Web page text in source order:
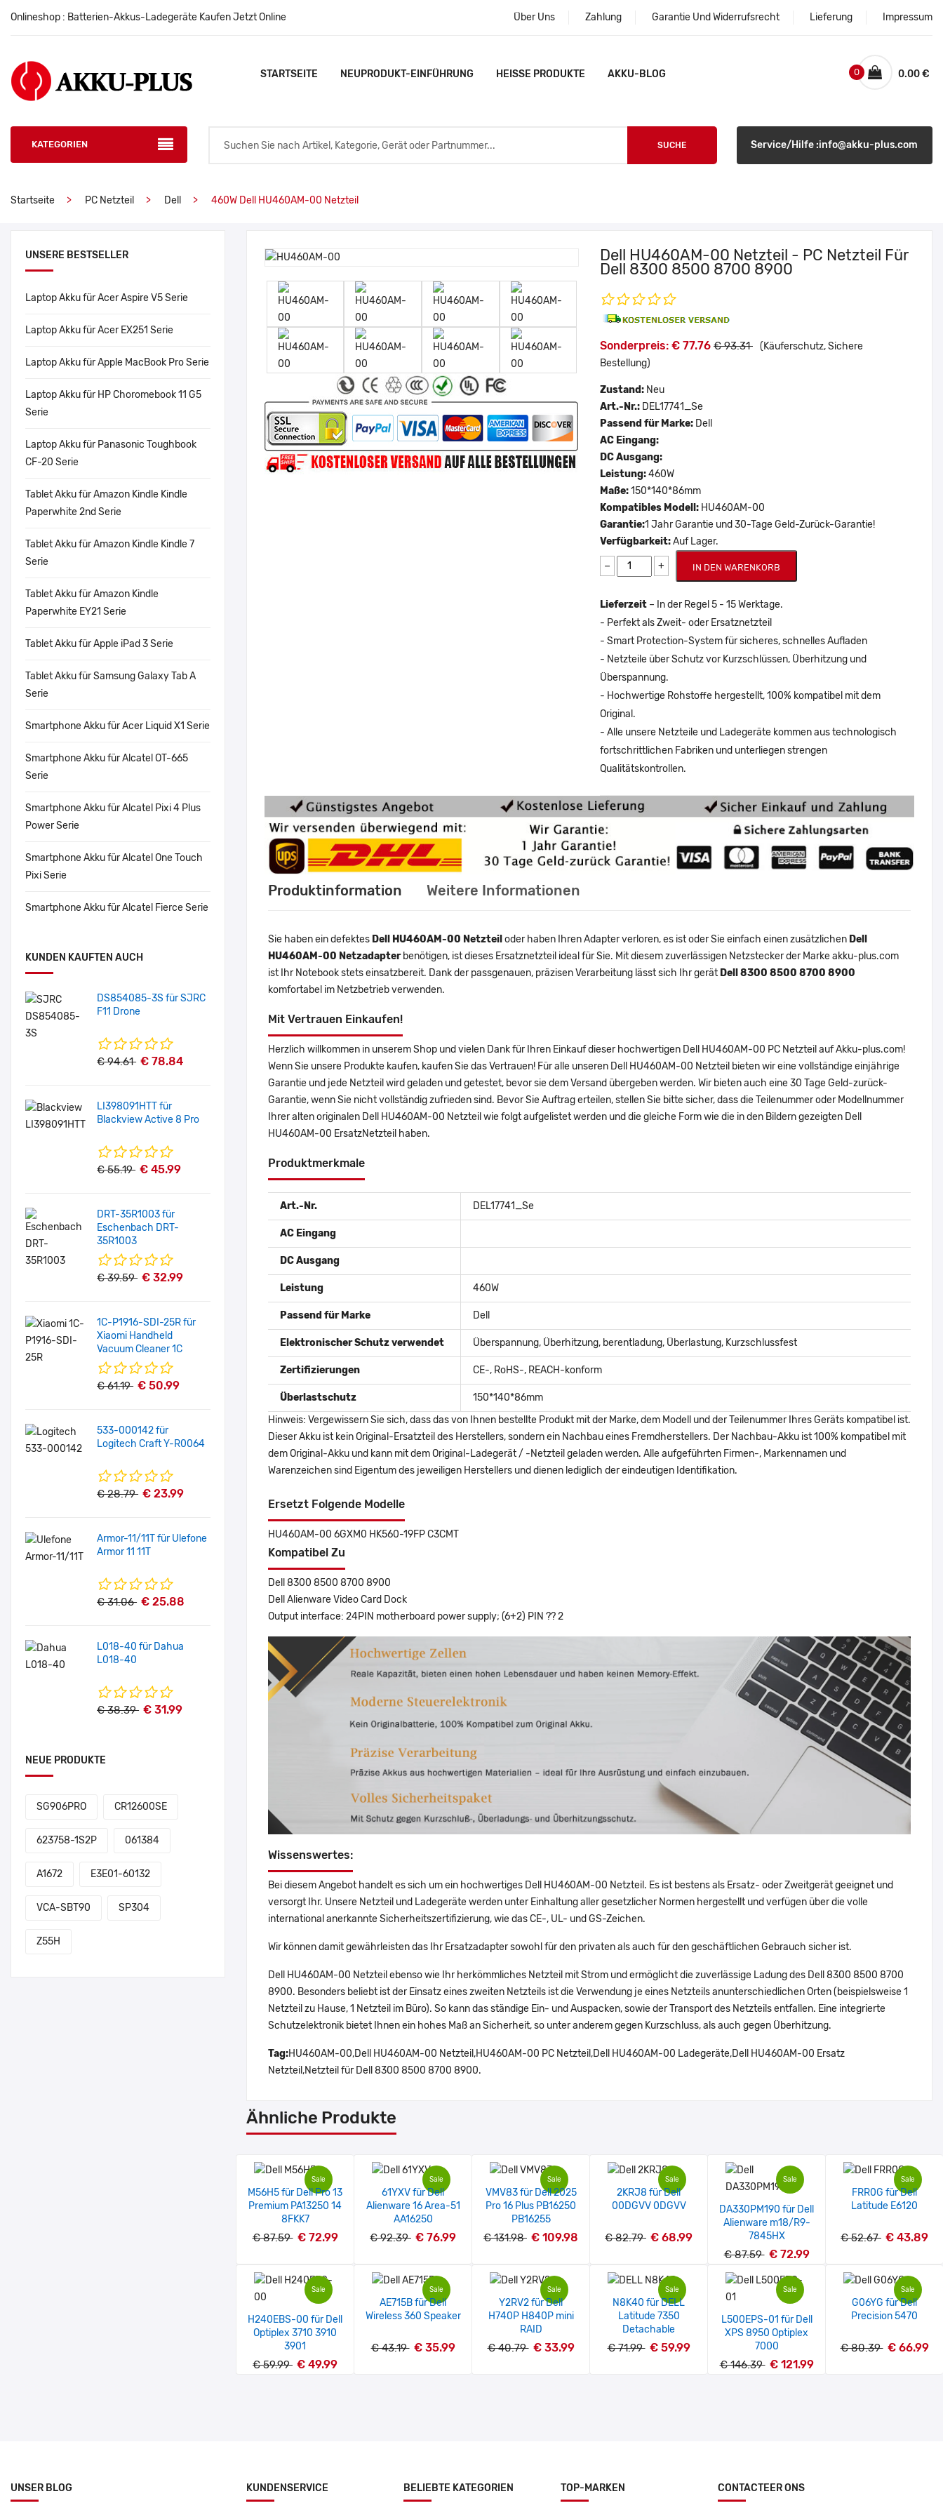
Onlineshop : Batterien-Akkus-Ladegeräte Kaufen Jetzt Online Über Uns Zahlung Garantie Und Widerrufsrecht Lieferung Impressum
STARTSEITE NEUPRODUKT-EINFÜHRUNG HEISSE PRODUKTE AKKU-BLOG 0.00 €
0
KATEGORIEN SUCHE Service/Hilfe :info@akku-plus.com
Startseite PC Netzteil Dell 460W Dell HU460AM-00 Netzteil
UNSERE BESTSELLER
Laptop Akku für Acer Aspire V5 Serie
Laptop Akku für Acer EX251 Serie
Laptop Akku für Apple MacBook Pro Serie
Laptop Akku für HP Choromebook 11 G5
Serie
Laptop Akku für Panasonic Toughbook
CF-20 Serie
Tablet Akku für Amazon Kindle Kindle
Paperwhite 2nd Serie
Tablet Akku für Amazon Kindle Kindle 7
Serie
Tablet Akku für Amazon Kindle
Paperwhite EY21 Serie
Tablet Akku für Apple iPad 3 Serie
Tablet Akku für Samsung Galaxy Tab A
Serie
Smartphone Akku für Acer Liquid X1 Serie
Smartphone Akku für Alcatel OT-665
Serie
Smartphone Akku für Alcatel Pixi 4 Plus
Power Serie
Smartphone Akku für Alcatel One Touch
Pixi Serie
Smartphone Akku für Alcatel Fierce Serie
KUNDEN KAUFTEN AUCH
DS854085-3S für SJRC
F11 Drone
€ 94.61 € 78.84
LI398091HTT für
Blackview Active 8 Pro
€ 55.19 € 45.99
DRT-35R1003 für
Eschenbach DRT-
35R1003
€ 39.59 € 32.99
1C-P1916-SDI-25R für
Xiaomi Handheld
Vacuum Cleaner 1C
€ 61.19 € 50.99
533-000142 für
Logitech Craft Y-R0064
€ 28.79 € 23.99
Armor-11/11T für Ulefone
Armor 11 11T
€ 31.06 € 25.88
L018-40 für Dahua
L018-40
€ 38.39 € 31.99
NEUE PRODUKTE
SG906PRO CR12600SE
623758-1S2P 061384
A1672 E3E01-60132
VCA-SBT90 SP304
Z55H
Dell HU460AM-00 Netzteil - PC Netzteil Für
Dell 8300 8500 8700 8900
Sonderpreis: € 77.76 € 93.31 (Käuferschutz, Sichere
Bestellung)
Zustand: Neu
Art.-Nr.: DEL17741_Se
Passend für Marke: Dell
AC Eingang:
DC Ausgang:
Leistung:460W
Maße:150*140*86mm
Kompatibles Modell: HU460AM-00
Garantie:1 Jahr Garantie und 30-Tage Geld-Zurück-Garantie!
Verfügbarkeit:Auf Lager.
− + IN DEN WARENKORB
Lieferzeit – In der Regel 5 - 15 Werktage.
- Perfekt als Zweit- oder Ersatznetzteil
- Smart Protection-System für sicheres, schnelles Aufladen
- Netzteile über Schutz vor Kurzschlüssen, Überhitzung und
Überspannung.
- Hochwertige Rohstoffe hergestellt, 100% kompatibel mit dem
Original.
- Alle unsere Netzteile und Ladegeräte kommen aus technologisch
fortschrittlichen Fabriken und unterliegen strengen
Qualitätskontrollen.
Produktinformation Weitere Informationen
Sie haben ein defektes Dell HU460AM-00 Netzteil oder haben Ihren Adapter verloren, es ist oder Sie einfach einen zusätzlichen Dell
HU460AM-00 Netzadapterbenötigen, ist dieses Ersatznetzteil ideal für Sie. Mit diesem zuverlässigen Netzstecker der Marke akku-plus.com
ist Ihr Notebook stets einsatzbereit. Dank der passgenauen, präzisen Verarbeitung lässt sich Ihr gerät Dell 8300 8500 8700 8900
komfortabel im Netzbetrieb verwenden.
Mit Vertrauen Einkaufen!
Herzlich willkommen in unserem Shop und vielen Dank für Ihren Einkauf dieser hochwertigen Dell HU460AM-00 PC Netzteil auf Akku-plus.com!
Wenn Sie unsere Produkte kaufen, kaufen Sie das Vertrauen! Für alle unseren Dell HU460AM-00 Netzteil bieten wir eine vollständige einjährige
Garantie und jede Netzteil wird geladen und getestet, bevor sie dem Versand übergeben werden. Wir bieten auch eine 30 Tage Geld-zurück-
Garantie, wenn Sie nicht vollständig zufrieden sind. Bevor Sie Auftrag erteilen, stellen Sie bitte sicher, dass die Teilenummer oder Modellnummer
Ihrer alten originalen Dell HU460AM-00 Netzteil wie folgt aufgelistet werden und die gleiche Form wie die in den Bildern gezeigten Dell
HU460AM-00 ErsatzNetzteil haben.
Produktmerkmale
Art.-Nr. DEL17741_Se
AC Eingang
DC Ausgang
Leistung 460W
Passend für Marke Dell
Elektronischer Schutz verwendet Überspannung, Überhitzung, berentladung, Überlastung, Kurzschlussfest
Zertifizierungen CE-, RoHS-, REACH-konform
Überlastschutz
150*140*86mm
Hinweis: Vergewissern Sie sich, dass das von Ihnen bestellte Produkt mit der Marke, dem Modell und der Teilenummer Ihres Geräts kompatibel ist.
Dieser Akku ist kein Original-Ersatzteil des Herstellers, sondern ein Nachbau eines Fremdherstellers. Der Nachbau-Akku ist 100% kompatibel mit
dem Original-Akku und kann mit dem Original-Ladegerät / -Netzteil geladen werden. Alle aufgeführten Firmen-, Markennamen und
Warenzeichen sind Eigentum des jeweiligen Herstellers und dienen lediglich der eindeutigen Identifikation.
Ersetzt Folgende Modelle
HU460AM-00 6GXM0 HK560-19FP C3CMT
Kompatibel Zu
Dell 8300 8500 8700 8900
Dell Alienware Video Card Dock
Output interface: 24PIN motherboard power supply; (6+2) PIN ?? 2
Wissenswertes:
Bei diesem Angebot handelt es sich um ein hochwertiges Dell HU460AM-00 Netzteil. Es ist bestens als Ersatz- oder Zweitgerät geeignet und
versorgt Ihr. Unsere Netzteil und Ladegeräte werden unter Einhaltung aller gesetzlicher Normen hergestellt und verfügen über die volle
international anerkannte Sicherheitszertifizierung, wie das CE-, UL- und GS-Zeichen.
Wir können damit gewährleisten das Ihr Ersatzadapter sowohl für den privaten als auch für den geschäftlichen Gebrauch sicher ist.
Dell HU460AM-00 Netzteil ebenso wie Ihr herkömmliches Netzteil mit Strom und ermöglicht die zuverlässige Ladung des Dell 8300 8500 8700
8900. Besonders beliebt ist der Einsatz eines zweiten Netzteils ist die Verwendung je eines Netzteils anunterschiedlichen Orten (beispielsweise 1
Netzteil zu Hause, 1 Netzteil im Büro). So kann das ständige Ein- und Auspacken, sowie der Transport des Netzteils entfallen. Eine integrierte
Schutzelektronik bietet Ihnen ein hohes Maß an Sicherheit, so unter anderem gegen Kurzschluss, als auch gegen Überhitzung.
Tag:HU460AM-00,Dell HU460AM-00 Netzteil,HU460AM-00 PC Netzteil,Dell HU460AM-00 Ladegeräte,Dell HU460AM-00 Ersatz
Netzteil,Netzteil für Dell 8300 8500 8700 8900.
Ähnliche Produkte
Sale
M56H5 für Dell Pro 13
Premium PA13250 14
8FKK7
€ 87.59 € 72.99
Sale
61YXV für Dell
Alienware 16 Area-51
AA16250
€ 92.39 € 76.99
Sale
VMV83 für Dell 2025
Pro 16 Plus PB16250
PB16255
€ 131.98 € 109.98
Sale
2KRJ8 für Dell
00DGVV 0DGVV
€ 82.79 € 68.99
Sale
DA330PM190 für Dell
Alienware m18/R9-
7845HX
€ 87.59 € 72.99
Sale
FRR0G für Dell
Latitude E6120
€ 52.67 € 43.89
Sale
H240EBS-00 für Dell
Optiplex 3710 3910
3901
€ 59.99 € 49.99
Sale
AE715B für Dell
Wireless 360 Speaker
€ 43.19 € 35.99
Sale
Y2RV2 für Dell
H740P H840P mini
RAID
€ 40.79 € 33.99
Sale
N8K40 für DELL
Latitude 7350
Detachable
€ 71.99 € 59.99
Sale
L500EPS-01 für Dell
XPS 8950 Optiplex
7000
€ 146.39 € 121.99
Sale
G06YG für Dell
Precision 5470
€ 80.39 € 66.99
UNSER BLOG KUNDENSERVICE BELIEBTE KATEGORIEN TOP-MARKEN CONTACTEER ONS